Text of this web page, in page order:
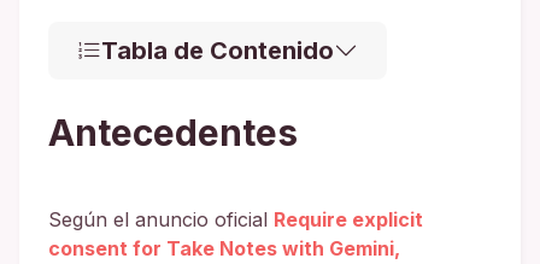
Tabla de Contenido
Antecedentes
Según el anuncio oficial Require explicit
consent for Take Notes with Gemini,